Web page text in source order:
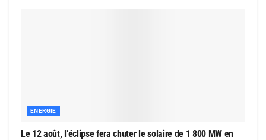
ENERGIE
Le 12 août, l’éclipse fera chuter le solaire de 1 800 MW en